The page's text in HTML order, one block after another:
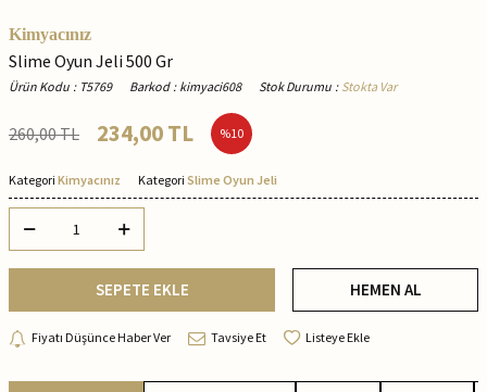
Kimyacınız
Slime Oyun Jeli 500 Gr
Ürün Kodu : T5769 Barkod : kimyaci608 Stok Durumu : Stokta Var
260,00TL 234,00TL %10
Kategori Kimyacınız Kategori Slime Oyun Jeli
SEPETE EKLE HEMEN AL
Fiyatı Düşünce Haber Ver Tavsiye Et Listeye Ekle